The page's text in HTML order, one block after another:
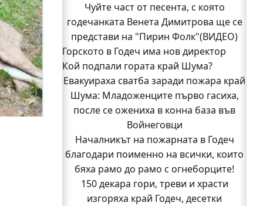
Чуйте част от песента, с която
годечанката Венета Димитрова ще се
представи на "Пирин Фолк"(ВИДЕО)
Горското в Годеч има нов директор
Заповядайте! Магазинът на "Бозмов"
отваря врати в Годеч на 12 август
Бивш шеф на полицията в Годеч оглави
ОДМВР-Видин
Кой подпали гората край Шума?
Младежи от Люлин и Део сред първите
доброволци на пожара край Шума
(СНИМКИ)
Началникът на пожарната в Годеч
благодари поименно на всички, които
Кой подпали гората край Шума?
Евакуираха сватба заради пожара край
Шума: Младоженците първо гасиха,
после се ожениха в конна база във
Войнеговци
Началникът на пожарната в Годеч
благодари поименно на всички, които
бяха рамо до рамо с огнеборците!
150 декара гори, треви и храсти
изгоряха край Годеч, десетки